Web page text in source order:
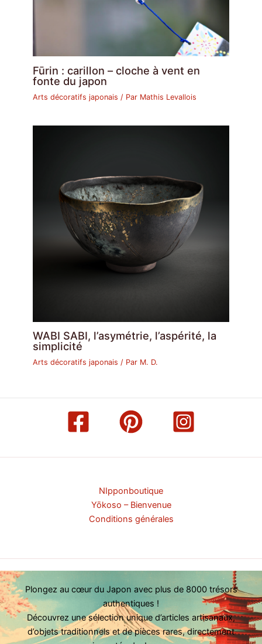
Fūrin : carillon – cloche à vent en
fonte du japon
Arts décoratifs japonais / Par Mathis Levallois
WABI SABI, l’asymétrie, l’aspérité, la
simplicité
Arts décoratifs japonais / Par M. D.
NIpponboutique
Yōkoso – Bienvenue
Conditions générales
Plongez au cœur du Japon avec plus de 8000 trésors
authentiques !
Découvrez une sélection unique d’articles artisanaux,
d’objets traditionnels et de pièces rares, directement